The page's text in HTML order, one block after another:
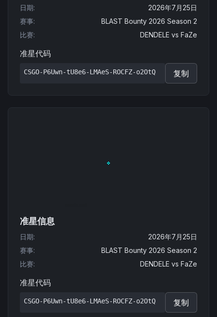
日期:
2026年7月25日
赛事:
BLAST Bounty 2026 Season 2
比赛: DENDELE vs FaZe
准星代码
CSGO-P6Uwn-tU8e6-LMAeS-ROCFZ-o2OtQ 复制
准星信息
日期:
2026年7月25日
赛事:
BLAST Bounty 2026 Season 2
比赛: DENDELE vs FaZe
准星代码
CSGO-P6Uwn-tU8e6-LMAeS-ROCFZ-o2OtQ 复制